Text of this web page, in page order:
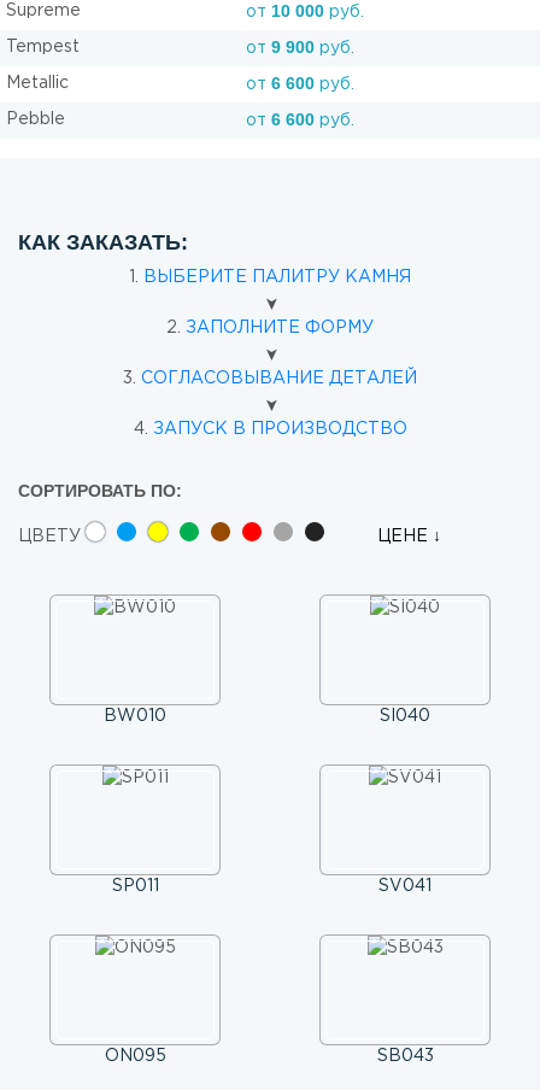
Supreme от 10 000руб.
Tempest от 9 900руб.
Metallic от 6 600руб.
Pebble от 6 600руб.
КАК ЗАКАЗАТЬ:
ВЫБЕРИТЕ ПАЛИТРУ КАМНЯ
➤
2. ЗАПОЛНИТЕ ФОРМУ
➤
3. СОГЛАСОВЫВАНИЕ ДЕТАЛЕЙ
➤
4.
ЗАПУСК В ПРОИЗВОДСТВО
СОРТИРОВАТЬ ПО:
ЦВЕТУ ЦЕНЕ
BW010 SI040
SP011 SV041
ON095 SB043